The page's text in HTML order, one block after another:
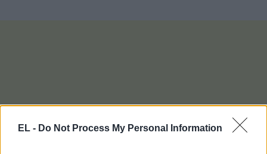
EL - Do Not Process My Personal Information